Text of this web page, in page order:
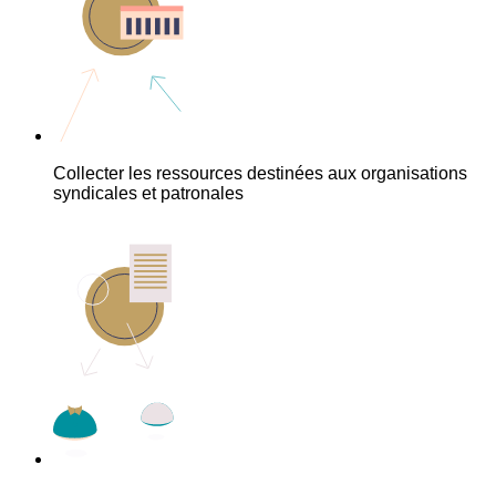
Collecter les ressources destinées aux organisations
syndicales et patronales